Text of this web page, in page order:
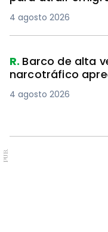
4 agosto 2026
R. Barco de alta
narcotráfico
4 agosto 2026
PUB.